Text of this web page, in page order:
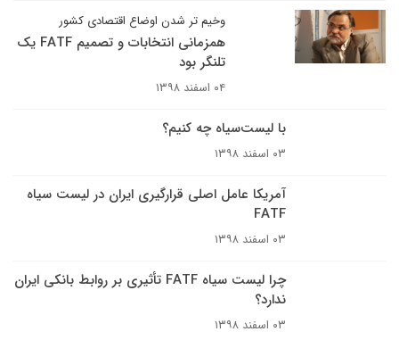
وخیم تر شدن اوضاع اقتصادی کشور
همزمانی انتخابات و تصمیم FATF یک
تلنگر بود
۰۴ اسفند ۱۳۹۸
با لیست‌سیاه چه کنیم؟
۰۳ اسفند ۱۳۹۸
آمریکا عامل اصلی قرارگیری ایران در لیست سیاه
FATF
۰۳ اسفند ۱۳۹۸
چرا لیست سیاه FATF تأثیری بر روابط بانکی ایران
ندارد؟
۰۳ اسفند ۱۳۹۸